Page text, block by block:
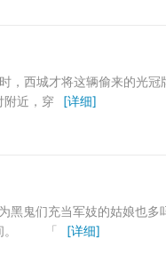
这辆偷来的光冠牌
近，穿
[详细]
军妓的姑娘也多
间。 「
[详细]